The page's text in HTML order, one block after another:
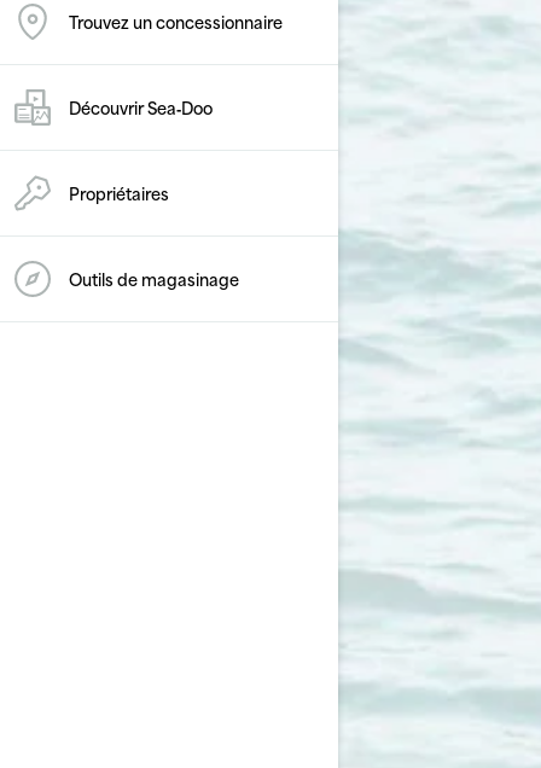
Trouvez un concessionnaire
Découvrir Sea‑Doo
Propriétaires
Outils de magasinage